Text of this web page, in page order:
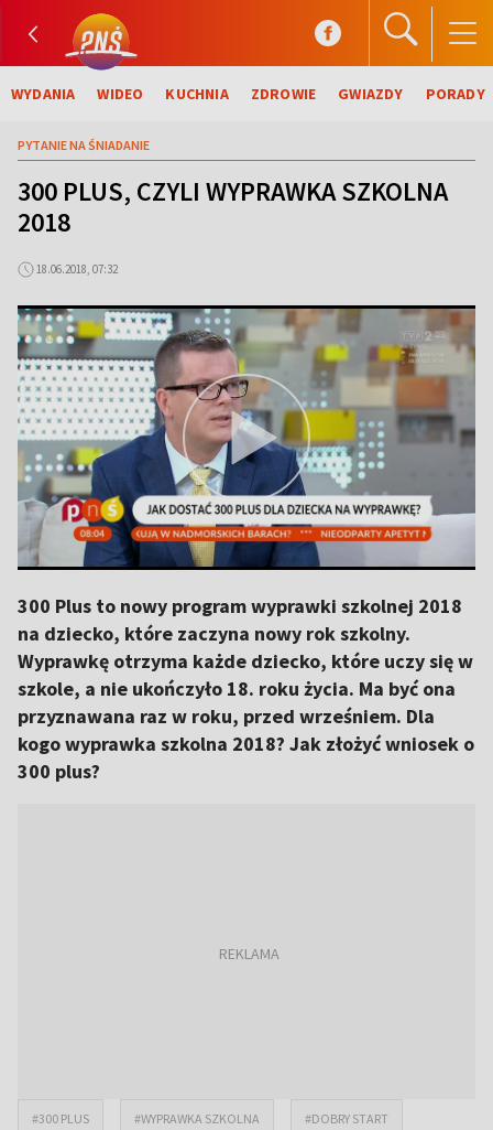
WYDANIA WIDEO KUCHNIA ZDROWIE GWIAZDY PORADY
PYTANIE NA ŚNIADANIE
300 PLUS, CZYLI WYPRAWKA SZKOLNA
2018
18.06.2018, 07:32
300 Plus to nowy program wyprawki szkolnej 2018
na dziecko, które zaczyna nowy rok szkolny.
Wyprawkę otrzyma każde dziecko, które uczy się w
szkole, a nie ukończyło 18. roku życia. Ma być ona
przyznawana raz w roku, przed wrześniem. Dla
kogo wyprawka szkolna 2018? Jak złożyć wniosek o
300 plus?
#300 PLUS #WYPRAWKA SZKOLNA #DOBRY START